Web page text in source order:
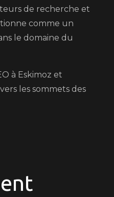
de recherche et
comme un
le domaine du
à Eskimoz et
les sommets des